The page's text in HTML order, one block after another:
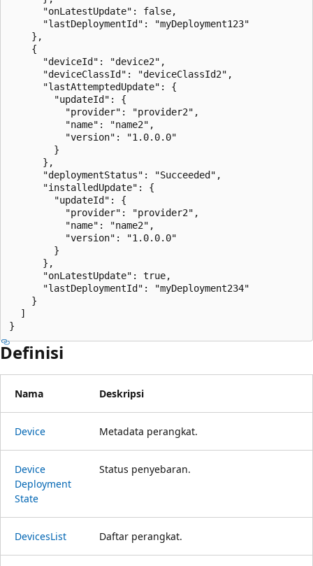
      "onLatestUpdate": false,
      "lastDeploymentId": "myDeployment123"
    },
    {
      "deviceId": "device2",
      "deviceClassId": "deviceClassId2",
      "lastAttemptedUpdate": {
        "updateId": {
          "provider": "provider2",
          "name": "name2",
          "version": "1.0.0.0"
        }
      },
      "deploymentStatus": "Succeeded",
      "installedUpdate": {
        "updateId": {
          "provider": "provider2",
          "name": "name2",
          "version": "1.0.0.0"
        }
      },
      "onLatestUpdate": true,
      "lastDeploymentId": "myDeployment234"
    }
  ]
}
Definisi
Nama Deskripsi
Device Metadata perangkat.
Device
Deployment
State
Status penyebaran.
DevicesList Daftar perangkat.